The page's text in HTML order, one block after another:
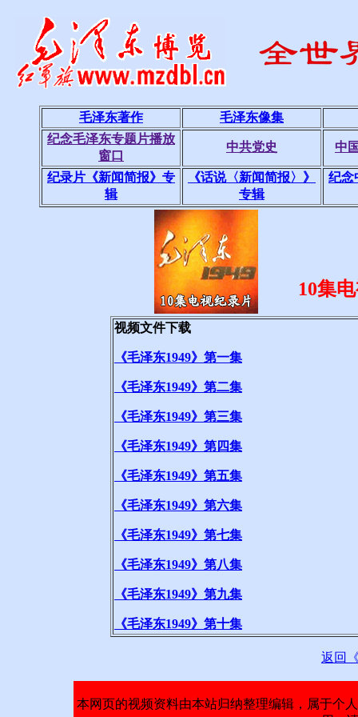
毛泽东著作
毛泽东像集
纪念毛泽东专题片播放
窗口
中共党史 中
纪录片《新闻简报》专
辑
《话说〈新闻简报〉》
专辑
纪念
10集
视频文件下载
《毛泽东1949》第一集
《毛泽东1949》第二集
《毛泽东1949》第三集
《毛泽东1949》第四集
《毛泽东1949》第五集
《毛泽东1949》第六集
《毛泽东1949》第七集
《毛泽东1949》第八集
《毛泽东1949》第九集
《毛泽东1949》第十集
返回
本网页的视频资料由本站归纳整理编辑，属于个